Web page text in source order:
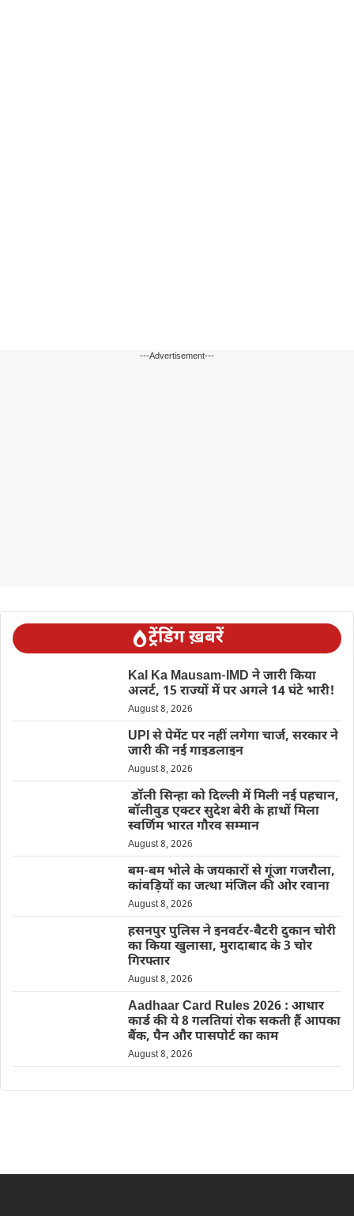
---Advertisement---
ट्रेंडिंग ख़बरें
Kal Ka Mausam-IMD ने जारी किया
अलर्ट, 15 राज्यों में पर अगले 14 घंटे भारी!
August 8, 2026
UPI से पेमेंट पर नहीं लगेगा चार्ज, सरकार ने
जारी की नई गाइडलाइन
August 8, 2026
डॉली सिन्हा को दिल्ली में मिली नई पहचान,
बॉलीवुड एक्टर सुदेश बेरी के हाथों मिला
स्वर्णिम भारत गौरव सम्मान
August 8, 2026
बम-बम भोले के जयकारों से गूंजा गजरौला,
कांवड़ियों का जत्था मंजिल की ओर रवाना
August 8, 2026
हसनपुर पुलिस ने इनवर्टर-बैटरी दुकान चोरी
का किया खुलासा, मुरादाबाद के 3 चोर
गिरफ्तार
August 8, 2026
Aadhaar Card Rules 2026 : आधार
कार्ड की ये 8 गलतियां रोक सकती हैं आपका
बैंक, पैन और पासपोर्ट का काम
August 8, 2026